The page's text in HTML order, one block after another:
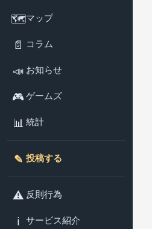
🗺️マップ
📄 コラム
📣 お知らせ
🎮 ゲームズ
📊 統計
✎️ 投稿する
⚠️ 反則行為
ℹ️ サービス紹介